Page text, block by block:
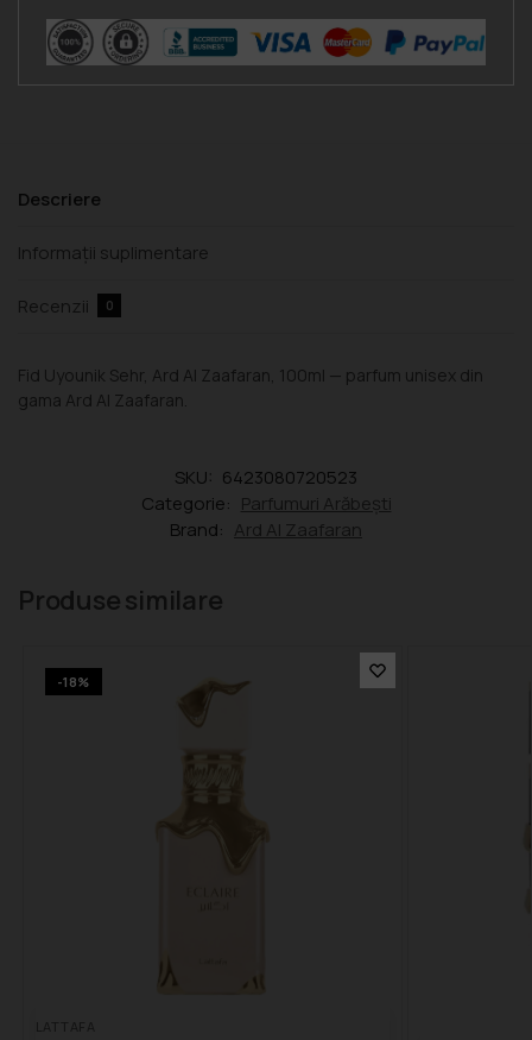
Descriere
Informații suplimentare
Recenzii 0
Fid Uyounik Sehr, Ard Al Zaafaran, 100ml — parfum unisex din
gama Ard Al Zaafaran.
SKU: 6423080720523
Categorie: Parfumuri Arăbești
Brand: Ard Al Zaafaran
Produse similare
-18%